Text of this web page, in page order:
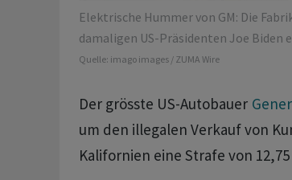
Elektrische Hummer von GM: Die
damaligen US-Präsidenten Joe Biden
Quelle: imago images / ZUMA Wire
Der grösste US-Autobauer
um den illegalen Verkauf von
Kalifornien eine Strafe von